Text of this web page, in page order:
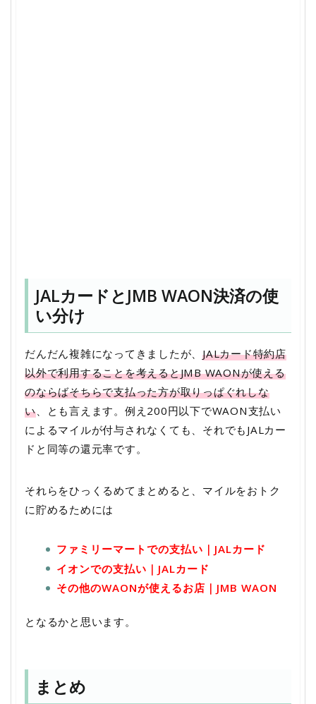
JALカードとJMB WAON決済の使
い分け
だんだん複雑になってきましたが、JALカード特約店
以外で利用することを考えるとJMB WAONが使える
のならばそちらで支払った方が取りっぱぐれしな
い、とも言えます。例え200円以下でWAON支払い
によるマイルが付与されなくても、それでもJALカー
ドと同等の還元率です。
それらをひっくるめてまとめると、マイルをおトク
に貯めるためには
ファミリーマートでの支払い｜JALカード
イオンでの支払い｜JALカード
その他のWAONが使えるお店｜JMB WAON
となるかと思います。
まとめ